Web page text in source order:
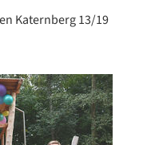
Katernberg 13/19